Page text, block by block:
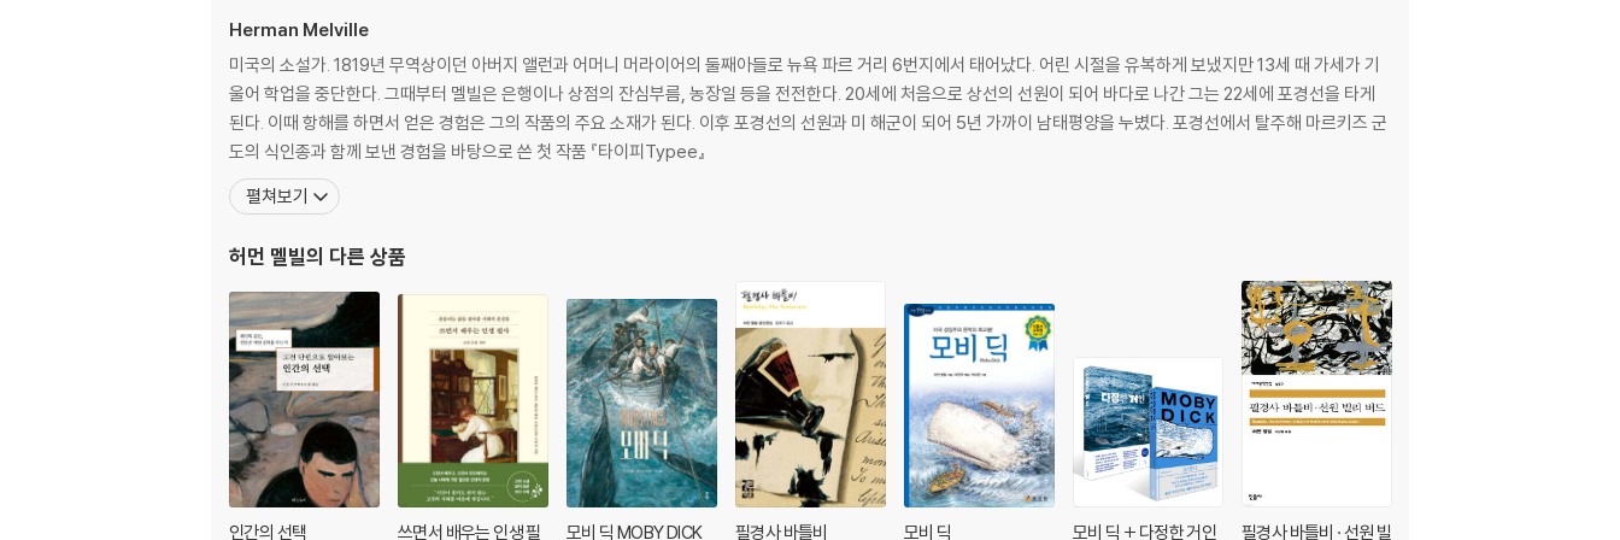
추격 첫째 날 178
추격 둘째 날 189
추격 셋째 날 200
그 후 이야기 216
Herman Melville
미국의 소설가. 1819년 무역상이던 아버지 앨런과 어머니 머라이어의 둘째아들로 뉴욕 파르 거리 6번지에서 태어났다. 어린 시절을 유복하게 보냈지만 13세 때 가세가 기
울어 학업을 중단한다. 그때부터 멜빌은 은행이나 상점의 잔심부름, 농장일 등을 전전한다. 20세에 처음으로 상선의 선원이 되어 바다로 나간 그는 22세에 포경선을 타게
된다. 이때 항해를 하면서 얻은 경험은 그의 작품의 주요 소재가 된다. 이후 포경선의 선원과 미 해군이 되어 5년 가까이 남태평양을 누볐다. 포경선에서 탈주해 마르키즈 군
도의 식인종과 함께 보낸 경험을 바탕으로 쓴 첫 작품 『타이피Typee』
펼쳐보기
허먼 멜빌의 다른 상품
인간의 선택 쓰면서 배우는 인생 필 모비 딕 MOBY DICK 필경사 바틀비 모비 딕 모비 딕 + 다정한 거인 필경사 바틀비 · 선원 빌